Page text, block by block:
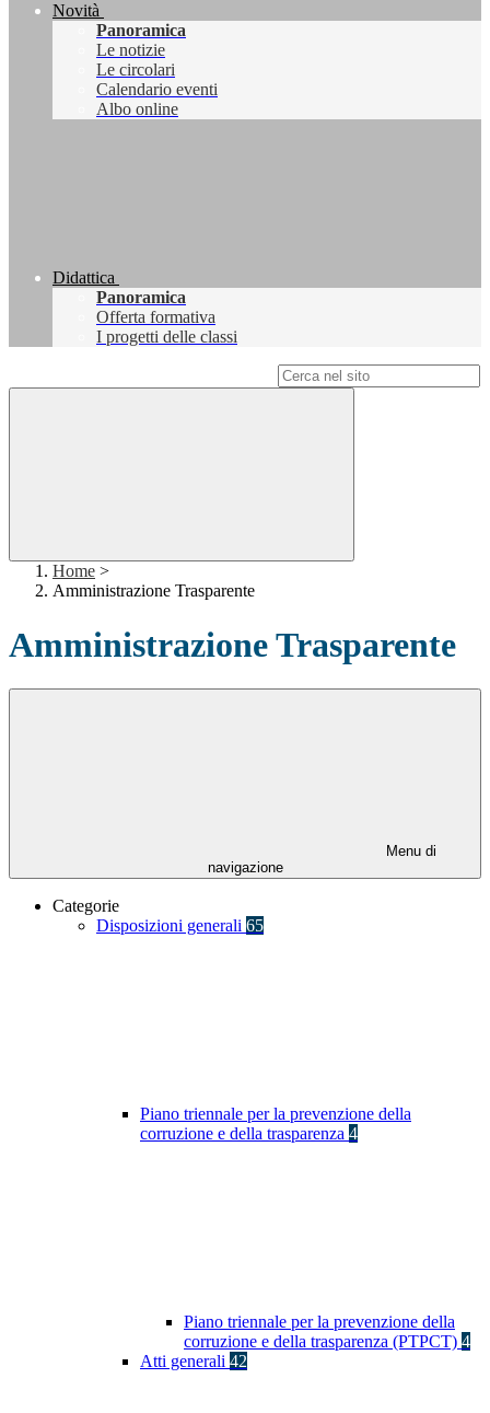
Novità
Panoramica
Le notizie
Le circolari
Calendario eventi
Albo online
Didattica
Panoramica
Offerta formativa
I progetti delle classi
Home >
Amministrazione Trasparente
Amministrazione Trasparente
Menu di
navigazione
Categorie
Disposizioni generali 65
Piano triennale per la prevenzione della
corruzione e della trasparenza 4
Piano triennale per la prevenzione della
corruzione e della trasparenza (PTPCT) 4
Atti generali 42